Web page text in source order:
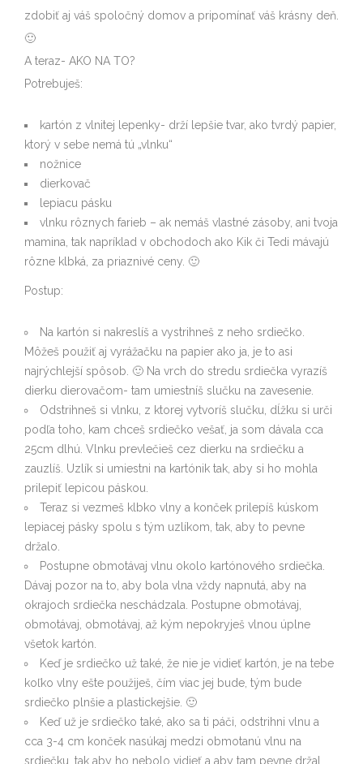
zdobiť aj váš spoločný domov a pripomínať váš krásny deň.
🙂
A teraz- AKO NA TO?
Potrebuješ:
kartón z vlnitej lepenky- drží lepšie tvar, ako tvrdý papier,
ktorý v sebe nemá tú „vlnku“
nožnice
dierkovač
lepiacu pásku
vlnku rôznych farieb – ak nemáš vlastné zásoby, ani tvoja
mamina, tak napríklad v obchodoch ako Kik či Tedi mávajú
rôzne klbká, za priaznivé ceny. 🙂
Postup:
Na kartón si nakreslíš a vystrihneš z neho srdiečko.
Môžeš použiť aj vyrážačku na papier ako ja, je to asi
najrýchlejší spôsob. 🙂 Na vrch do stredu srdiečka vyrazíš
dierku dierovačom- tam umiestníš slučku na zavesenie.
Odstrihneš si vlnku, z ktorej vytvoríš slučku, dĺžku si urči
podľa toho, kam chceš srdiečko vešať, ja som dávala cca
25cm dlhú. Vlnku prevlečieš cez dierku na srdiečku a
zauzlíš. Uzlík si umiestni na kartónik tak, aby si ho mohla
prilepiť lepicou páskou.
Teraz si vezmeš klbko vlny a konček prilepíš kúskom
lepiacej pásky spolu s tým uzlíkom, tak, aby to pevne
držalo.
Postupne obmotávaj vlnu okolo kartónového srdiečka.
Dávaj pozor na to, aby bola vlna vždy napnutá, aby na
okrajoch srdiečka neschádzala. Postupne obmotávaj,
obmotávaj, obmotávaj, až kým nepokryješ vlnou úplne
všetok kartón.
Keď je srdiečko už také, že nie je vidieť kartón, je na tebe
koľko vlny ešte použiješ, čím viac jej bude, tým bude
srdiečko plnšie a plastickejšie. 🙂
Keď už je srdiečko také, ako sa ti páči, odstrihni vlnu a
cca 3-4 cm konček nasúkaj medzi obmotanú vlnu na
srdiečku, tak aby ho nebolo vidieť a aby tam pevne držal.